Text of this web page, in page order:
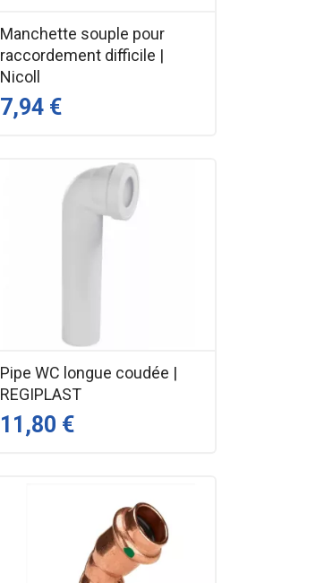
Manchette souple pour
raccordement difficile |
Nicoll
7,94 €
Pipe WC longue coudée |
REGIPLAST
11,80 €